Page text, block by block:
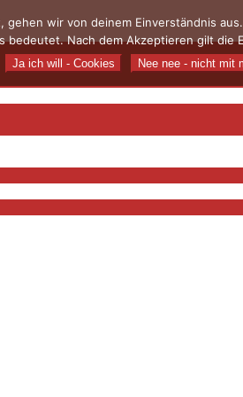
wir von deinem Einverständnis
bedeutet. Nach dem Akzeptieren gilt
Ja ich will - Cookies Nee nee - nicht mit